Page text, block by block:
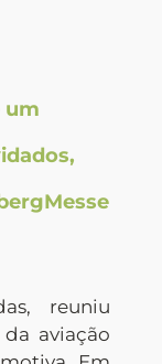
um
reuniu
aviação